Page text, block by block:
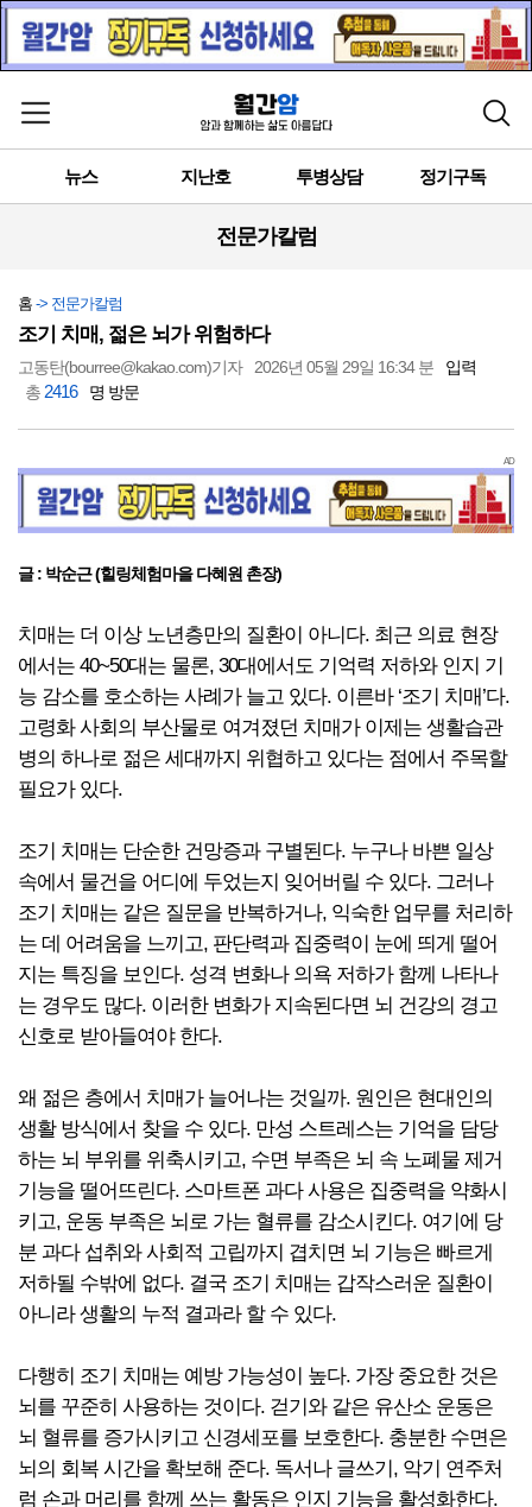
메뉴 열기 검색
뉴스 지난호 투병상담 정기구독
전문가칼럼
홈 -> 전문가칼럼
조기 치매, 젊은 뇌가 위험하다
고동탄(bourree@kakao.com)기자 2026년 05월 29일 16:34 분
입력
총 2416 명 방문
AD
글 : 박순근 (힐링체험마을 다혜원 촌장)
치매는 더 이상 노년층만의 질환이 아니다. 최근 의료 현장
에서는 40~50대는 물론, 30대에서도 기억력 저하와 인지 기
능 감소를 호소하는 사례가 늘고 있다. 이른바 ‘조기 치매’다.
고령화 사회의 부산물로 여겨졌던 치매가 이제는 생활습관
병의 하나로 젊은 세대까지 위협하고 있다는 점에서 주목할
필요가 있다.
조기 치매는 단순한 건망증과 구별된다. 누구나 바쁜 일상
속에서 물건을 어디에 두었는지 잊어버릴 수 있다. 그러나
조기 치매는 같은 질문을 반복하거나, 익숙한 업무를 처리하
는 데 어려움을 느끼고, 판단력과 집중력이 눈에 띄게 떨어
지는 특징을 보인다. 성격 변화나 의욕 저하가 함께 나타나
는 경우도 많다. 이러한 변화가 지속된다면 뇌 건강의 경고
신호로 받아들여야 한다.
왜 젊은 층에서 치매가 늘어나는 것일까. 원인은 현대인의
생활 방식에서 찾을 수 있다. 만성 스트레스는 기억을 담당
하는 뇌 부위를 위축시키고, 수면 부족은 뇌 속 노폐물 제거
기능을 떨어뜨린다. 스마트폰 과다 사용은 집중력을 약화시
키고, 운동 부족은 뇌로 가는 혈류를 감소시킨다. 여기에 당
분 과다 섭취와 사회적 고립까지 겹치면 뇌 기능은 빠르게
저하될 수밖에 없다. 결국 조기 치매는 갑작스러운 질환이
아니라 생활의 누적 결과라 할 수 있다.
다행히 조기 치매는 예방 가능성이 높다. 가장 중요한 것은
뇌를 꾸준히 사용하는 것이다. 걷기와 같은 유산소 운동은
뇌 혈류를 증가시키고 신경세포를 보호한다. 충분한 수면은
뇌의 회복 시간을 확보해 준다. 독서나 글쓰기, 악기 연주처
럼 손과 머리를 함께 쓰는 활동은 인지 기능을 활성화한다.